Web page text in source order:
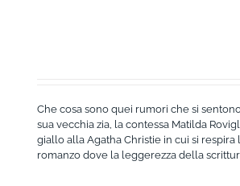
Che cosa sono quei rumori che si
sua vecchia zia, la contessa Matilda
giallo alla Agatha Christie in cui si
romanzo dove la leggerezza della